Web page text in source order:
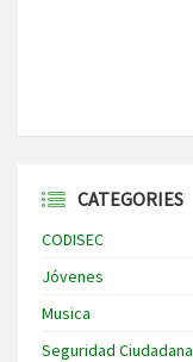
CATEGORIES
CODISEC
Jóvenes
Musica
Seguridad Ciudadana